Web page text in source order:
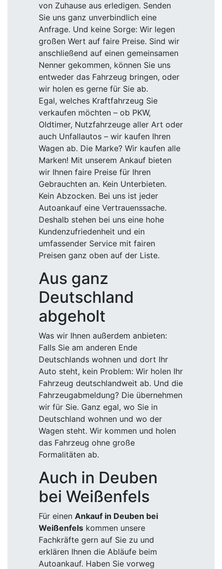
von Zuhause aus erledigen. Senden
Sie uns ganz unverbindlich eine
Anfrage. Und keine Sorge: Wir legen
großen Wert auf faire Preise. Sind wir
anschließend auf einen gemeinsamen
Nenner gekommen, können Sie uns
entweder das Fahrzeug bringen, oder
wir holen es gerne für Sie ab.
Egal, welches Kraftfahrzeug Sie
verkaufen möchten – ob PKW,
Oldtimer, Nutzfahrzeuge aller Art oder
auch Unfallautos – wir kaufen Ihren
Wagen ab. Die Marke? Wir kaufen alle
Marken! Mit unserem Ankauf bieten
wir Ihnen faire Preise für Ihren
Gebrauchten an. Kein Unterbieten.
Kein Abzocken. Bei uns ist jeder
Autoankauf eine Vertrauenssache.
Deshalb stehen bei uns eine hohe
Kundenzufriedenheit und ein
umfassender Service mit fairen
Preisen ganz oben auf der Liste.
Aus ganz
Deutschland
abgeholt
Was wir Ihnen außerdem anbieten:
Falls Sie am anderen Ende
Deutschlands wohnen und dort Ihr
Auto steht, kein Problem: Wir holen Ihr
Fahrzeug deutschlandweit ab. Und die
Fahrzeugabmeldung? Die übernehmen
wir für Sie. Ganz egal, wo Sie in
Deutschland wohnen und wo der
Wagen steht. Wir kommen und holen
das Fahrzeug ohne große
Formalitäten ab.
Auch in Deuben
bei Weißenfels
Für einen Ankauf in Deuben bei
Weißenfels kommen unsere
Fachkräfte gern auf Sie zu und
erklären Ihnen die Abläufe beim
Autoankauf. Haben Sie vorweg